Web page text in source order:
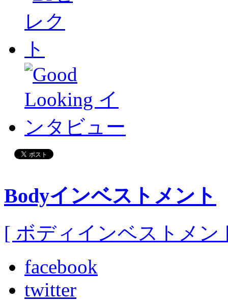
Bodyインベストメント
[ ボディインベストメン
facebook
twitter